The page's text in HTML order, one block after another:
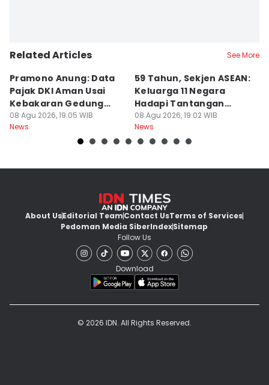
Related Articles See More
Pramono Anung: Data
Pajak DKI Aman Usai
Kebakaran Gedung
Bapenda
08 Agu 2026, 19:05 WIB
News
59 Tahun, Sekjen ASEAN:
Keluarga 11 Negara
Hadapi Tantangan
Bersama
08 Agu 2026, 19:02 WIB
News
About UsEditorial TeamContact UsTerms of Services
Pedoman Media SiberIndexSitemap
Follow Us
Download
© 2026 IDN. All Rights Reserved.